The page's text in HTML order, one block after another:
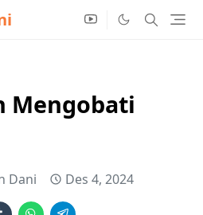
Mengobati
Dani Des 4, 2024